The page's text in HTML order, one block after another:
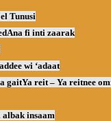
Tunusi
Ana fi inti zaarak
wi ‘adaat
gaitYa reit – Ya reitnee
albak insaam